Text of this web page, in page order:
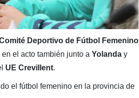
Deportivo de Fútbol Femenino
el acto también junto a Yolanday
UE Crevillent.
el fútbol femenino en la provincia de